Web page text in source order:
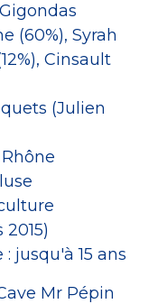
(60%), Syrah
Cinsault
(Julien
jusqu'à 15 ans
Mr Pépin